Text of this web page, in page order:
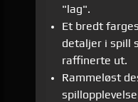
"lag".
Et bredt
detaljer i spill
raffinerte ut.
Rammeløst